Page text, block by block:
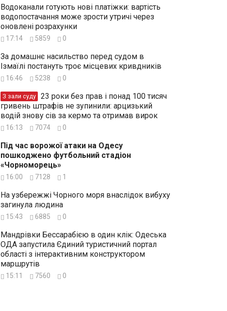
Водоканали готують нові платіжки: вартість
водопостачання може зрости утричі через
оновлені розрахунки
17:14 5859 0
За домашнє насильство перед судом в
Ізмаїлі постануть троє місцевих кривдників
16:46 5238 0
З зали суду
гривень штрафів не зупинили: арцизький
водій знову сів за кермо та отримав вирок
16:13 7074 0
Під час ворожої атаки на Одесу
пошкоджено футбольний стадіон
«Чорноморець»
16:00 7128 1
На узбережжі Чорного моря внаслідок вибуху
загинула людина
15:43 6885 0
Мандрівки Бессарабією в один клік: Одеська
ОДА запустила Єдиний туристичний портал
області з інтерактивним конструктором
маршрутів
15:11 7560 0